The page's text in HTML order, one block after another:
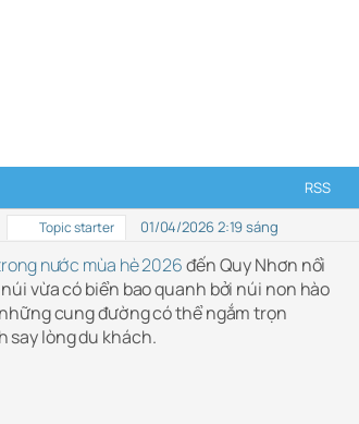
RSS
Topic starter 01/04/2026 2:19 sáng
nước mùa hè 2026đến Quy Nhơn nổi
vừa có biển bao quanh bởi núi non hào
cung đường có thể ngắm trọn
lòng du khách.